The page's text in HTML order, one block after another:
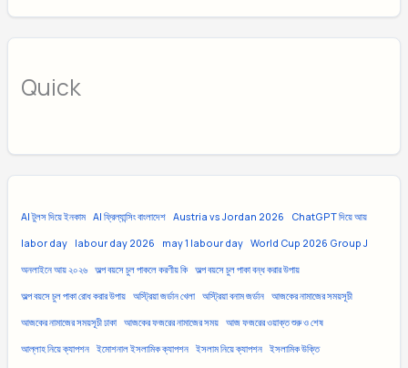
Quick
AI টুলস দিয়ে ইনকাম AI ফ্রিল্যান্সিং বাংলাদেশ Austria vs Jordan 2026 ChatGPT দিয়ে আয়
labor day labour day 2026 may 1 labour day World Cup 2026 Group J
অনলাইনে আয় ২০২৬ অল্প বয়সে চুল পাকলে করণীয় কি অল্প বয়সে চুল পাকা বন্ধ করার উপায়
অল্প বয়সে চুল পাকা রোধ করার উপায় অস্ট্রিয়া জর্ডান খেলা অস্ট্রিয়া বনাম জর্ডান আজকের নামাজের সময়সূচী
আজকের নামাজের সময়সূচী ঢাকা আজকের ফজরের নামাজের সময় আজ ফজরের ওয়াক্ত শুরু ও শেষ
আল্লাহ নিয়ে ক্যাপশন ইমোশনাল ইসলামিক ক্যাপশন ইসলাম নিয়ে ক্যাপশন ইসলামিক উক্তি